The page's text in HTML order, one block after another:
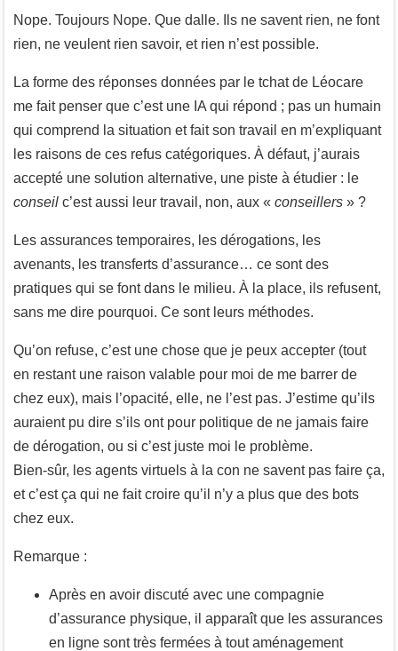
Nope. Toujours Nope. Que dalle. Ils ne savent rien, ne font
rien, ne veulent rien savoir, et rien n’est possible.
La forme des réponses données par le tchat de Léocare
me fait penser que c’est une IA qui répond ; pas un humain
qui comprend la situation et fait son travail en m’expliquant
les raisons de ces refus catégoriques. À défaut, j’aurais
accepté une solution alternative, une piste à étudier : le
conseil c’est aussi leur travail, non, aux « conseillers » ?
Les assurances temporaires, les dérogations, les
avenants, les transferts d’assurance… ce sont des
pratiques qui se font dans le milieu. À la place, ils refusent,
sans me dire pourquoi. Ce sont leurs méthodes.
Qu’on refuse, c’est une chose que je peux accepter (tout
en restant une raison valable pour moi de me barrer de
chez eux), mais l’opacité, elle, ne l’est pas. J’estime qu’ils
auraient pu dire s’ils ont pour politique de ne jamais faire
de dérogation, ou si c’est juste moi le problème.
Bien-sûr, les agents virtuels à la con ne savent pas faire ça,
et c’est ça qui ne fait croire qu’il n’y a plus que des bots
chez eux.
Remarque :
Après en avoir discuté avec une compagnie
d’assurance physique, il apparaît que les assurances
en ligne sont très fermées à tout aménagement